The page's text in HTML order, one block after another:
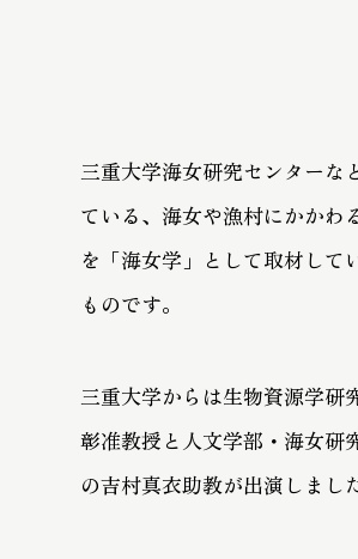
三重大学海女研究センターな
ている、海女や漁村にかかわ
を「海女学」として取材して
ものです。
三重大学からは生物資源学研
彰准教授と人文学部・海女研
の吉村真衣助教が出演しまし